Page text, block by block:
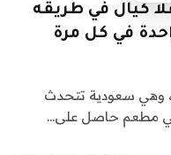
كيال في طريقه
في كل مرة
، وهي سعودية تتحدث
في مطعم حاصل على…